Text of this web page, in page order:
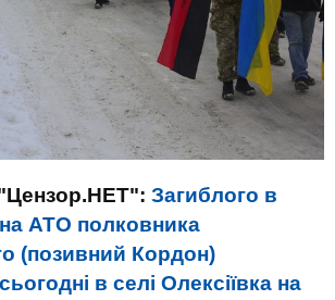
Загиблого в
АТО полковника
(позивний Кордон)
в селі Олексіївка на